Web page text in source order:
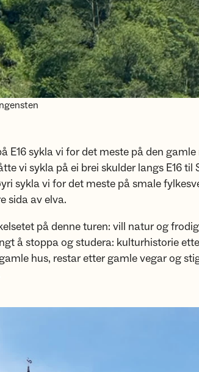
E16 sykla vi for det meste på den gamle
vi sykla på ei brei skulder langs E16 til
sykla vi for det meste på smale
sida av elva.
på denne turen: vill natur og frodig
å stoppa og studera: kulturhistorie
hus, restar etter gamle vegar og